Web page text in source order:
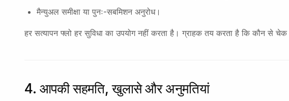
मैन्युअल समीक्षा या पुनः-सबमिशन अनुरोध।
हर सत्यापन फ्लो हर सुविधा का उपयोग नहीं करता है। ग्राहक तय करता है कि कौन से
4. आपकी सहमति, खुलासे और अनुमतियां